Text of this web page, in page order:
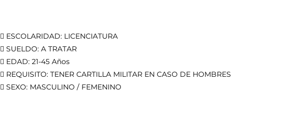
 ESCOLARIDAD: LICENCIATURA
 SUELDO: A TRATAR
 EDAD: 21-45 Años
 REQUISITO: TENER CARTILLA MILITAR EN CASO DE HOMBRES
 SEXO: MASCULINO / FEMENINO